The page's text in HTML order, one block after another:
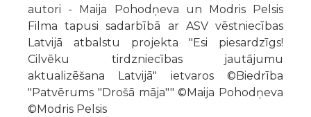
autori - Maija Pohodņeva un Modris Pelsis
Filma tapusi sadarbībā ar ASV vēstniecības
Latvijā atbalstu projekta "Esi piesardzīgs!
Cilvēku tirdzniecības jautājumu
aktualizēšana Latvijā" ietvaros ©Biedrība
"Patvērums "Drošā māja"" ©Maija Pohodņeva
©Modris Pelsis